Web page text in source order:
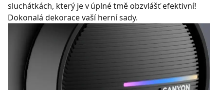
sluchátkách, který je v úplné tmě obzvlášť efektivní!
Dokonalá dekorace vaší herní sady.